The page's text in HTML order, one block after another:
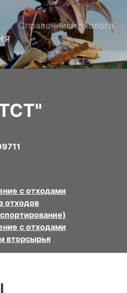
Справочники эколога
с отходами
отходов
с отходами
вторсырья